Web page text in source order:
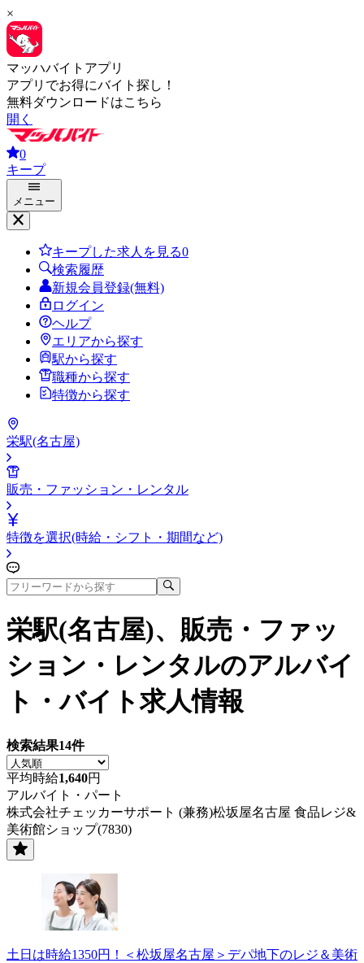
×
マッハバイトアプリ
アプリでお得にバイト探し！
無料ダウンロードはこちら
開く
0
キープ
メニュー
キープした求人を見る0
検索履歴
新規会員登録(無料)
ログイン
ヘルプ
エリアから探す
駅から探す
職種から探す
特徴から探す
栄駅(名古屋)
販売・ファッション・レンタル
特徴を選択(時給・シフト・期間など)
栄駅(名古屋)、販売・ファッ
ション・レンタルのアルバイ
ト・バイト求人情報
検索結果14件
平均時給1,640円
アルバイト・パート
株式会社チェッカーサポート (兼務)松坂屋名古屋 食品レジ&
美術館ショップ(7830)
土日は時給1350円！＜松坂屋名古屋＞デパ地下のレジ＆美術